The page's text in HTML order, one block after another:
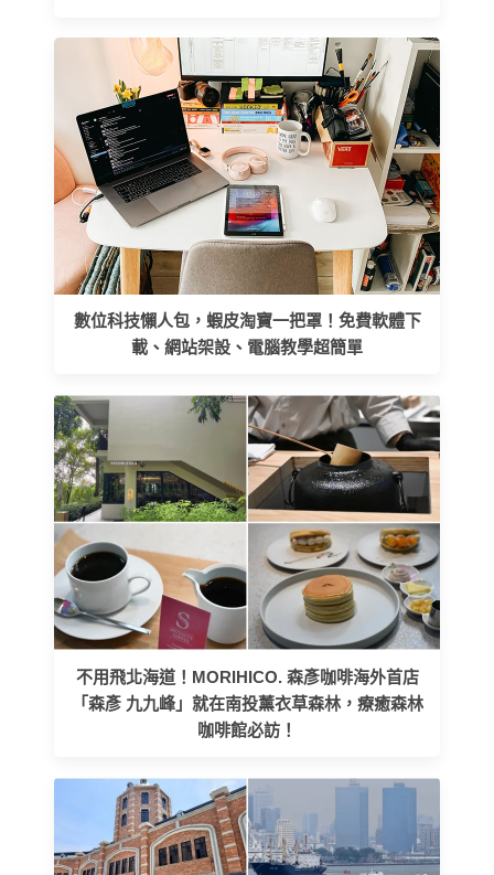
數位科技懶人包，蝦皮淘寶一把罩！免費軟體下
載、網站架設、電腦教學超簡單
不用飛北海道！MORIHICO. 森彥咖啡海外首店
「森彥 九九峰」就在南投薰衣草森林，療癒森林
咖啡館必訪！